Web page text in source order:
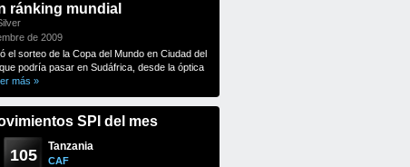
ránking mundial
de 2009
el sorteo de la Copa del Mundo en Ciudad del
podría pasar en Sudáfrica, desde la óptica
más »
SPI del mes
105 Tanzania
CAF